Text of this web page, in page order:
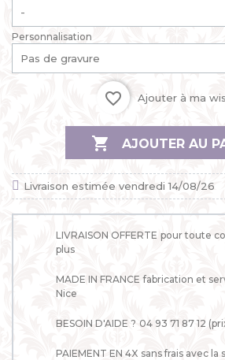
Personnalisation
favorite_border Ajouter à ma
 AJOUTER AU
Livraison estimée vendredi 14/08/26
LIVRAISON OFFERTE pour toute
plus
MADE IN FRANCE fabrication et
Nice
BESOIN D'AIDE ? 04 93 71 87 12
PAIEMENT EN 4X sans frais avec la